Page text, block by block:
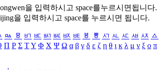
을 입력하시고 space를누르시면됩니다.
을 입력하시고 space를 누르시면 됩니다.
ㅰ ㅱ ㅲ ㅳ ㅴ ㅵ ㅶ ㅷ ㅸ ㅹ ㅺ ㅻ ㅼ ㅽ ㅾ ㅿ
Π Ρ Σ ΤΥ Φ Χ Ψ Ω α β γ δ ε ζ η θ ι κ λ μ ν ξ ο π